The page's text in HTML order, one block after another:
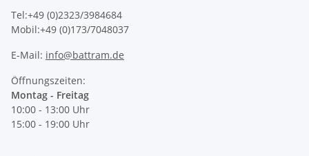
Tel:+49 (0)2323/3984684
Mobil:+49 (0)173/7048037
E-Mail: info@battram.de
Öffnungszeiten:
Montag - Freitag
10:00 - 13:00 Uhr
15:00 - 19:00 Uhr